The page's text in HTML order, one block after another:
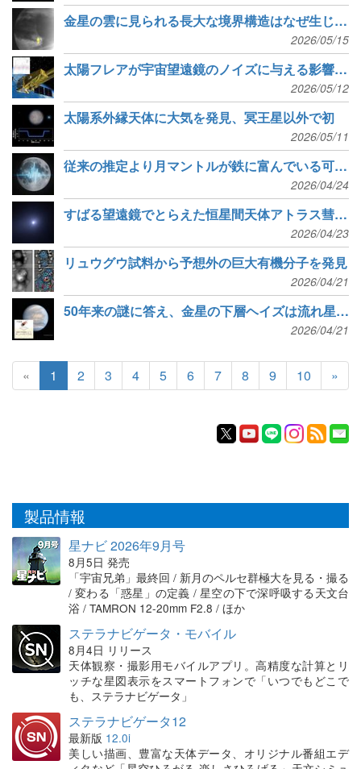
金星の雲に見られる長大な境界構造はなぜ生じるのか
2026/05/15
太陽フレアが宇宙望遠鏡のノイズに与える影響をAIで解明
2026/05/12
太陽系外縁天体に大気を発見、冥王星以外で初
2026/05/11
従来の推定より月マントルが鉄に富んでいる可能性
2026/04/24
すばる望遠鏡でとらえた恒星間天体アトラス彗星の変化
2026/04/23
リュウグウ試料から予想外の巨大有機分子を発見
2026/04/21
50年来の謎に答え、金星の下層ヘイズは流れ星由来だった
2026/04/21
« 1 2 3 4 5 6 7 8 9 10 »
製品情報
星ナビ 2026年9月号
8月5日 発売
「宇宙兄弟」最終回 / 新月のペルセ群極大を見る・撮る
/ 変わる「惑星」の定義 / 星空の下で深呼吸する天文台
浴 / TAMRON 12-20mm F2.8 / ほか
ステラナビゲータ・モバイル
8月4日 リリース
天体観察・撮影用モバイルアプリ。高精度な計算とリ
ッチな星図表示をスマートフォンで「いつでもどこで
も、ステラナビゲータ」
ステラナビゲータ12
最新版 12.0i
美しい描画、豊富な天体データ、オリジナル番組エデ